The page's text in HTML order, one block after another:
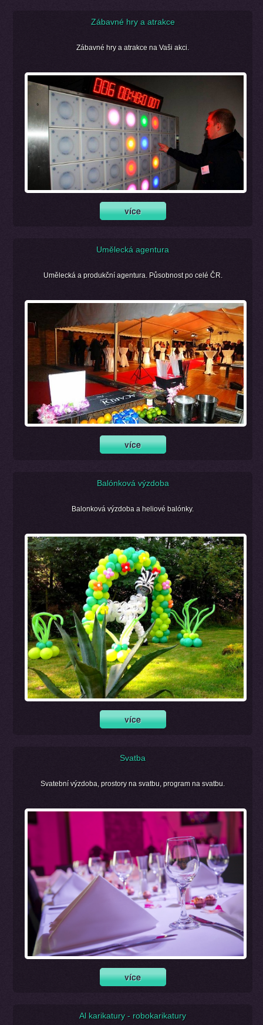
Zábavné hry a atrakce
Zábavné hry a atrakce na Vaši akci.
Umělecká agentura
Umělecká a produkční agentura. Působnost po celé ČR.
Balónková výzdoba
Balonková výzdoba a heliové balónky.
Svatba
Svatební výzdoba, prostory na svatbu, program na svatbu.
Al karikatury - robokarikatury